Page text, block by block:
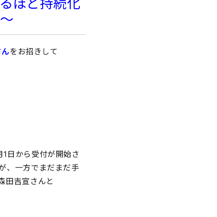
ほど持続化
をお招きして
日から受付が開始さ
、一方でまだまだ手
田吉宣さんと